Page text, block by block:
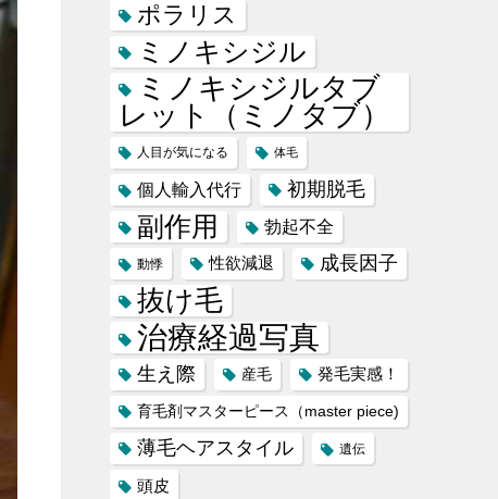
ポラリス
ミノキシジル
ミノキシジルタブ
レット（ミノタブ）
人目が気になる 体毛
個人輸入代行 初期脱毛
副作用 勃起不全
動悸 性欲減退 成長因子
抜け毛
治療経過写真
生え際 産毛 発毛実感！
育毛剤マスターピース（master piece)
薄毛ヘアスタイル 遺伝
頭皮